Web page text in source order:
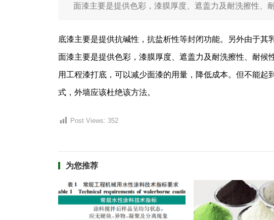
面漆主要是提供色彩，漆膜厚度、遮盖力及耐洗擦性、
底漆主要是提供抗碱性，抗盐析性等封闭功能。另外由于其
面漆主要是提供色彩，漆膜厚度、遮盖力及耐洗擦性、耐候
用工程漆打底，可以减少面漆的用量，降低成本。但不能
式，外墙应该杜绝该方法。
Post Views: 352
为您推荐